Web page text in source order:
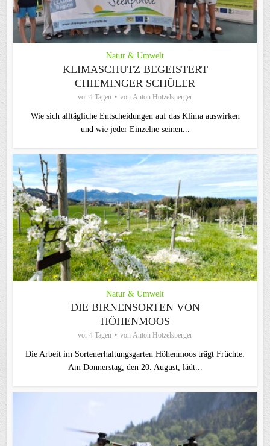
Natur & Umwelt
KLIMASCHUTZ BEGEISTERT
CHIEMINGER SCHÜLER
vor 4 Tagen von Anton Hötzelsperger
Wie sich alltägliche Entscheidungen auf das Klima auswirken
und wie jeder Einzelne seinen...
Natur & Umwelt
DIE BIRNENSORTEN VON
HÖHENMOOS
vor 4 Tagen von Anton Hötzelsperger
Die Arbeit im Sortenerhaltungsgarten Höhenmoos trägt Früchte:
Am Donnerstag, den 20. August, lädt...